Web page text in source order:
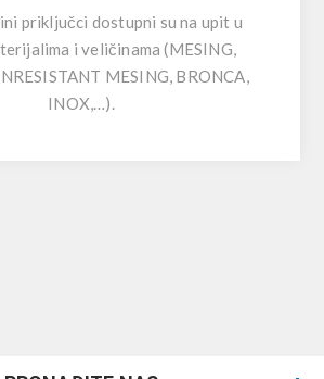
priključci dostupni su na upit u
i veličinama (MESING,
MESING, BRONCA,
INOX,…).